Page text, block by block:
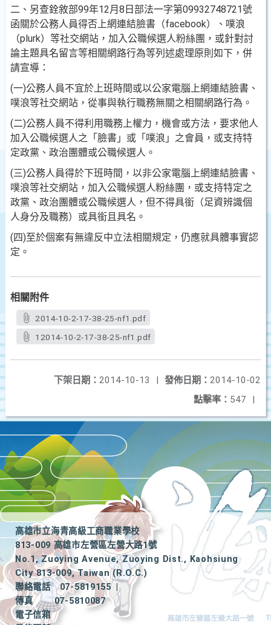
二、另查銓敘部99年12月8日部法一字第09932748721號
函關於公務人員得否上網連結臉書（facebook）、噗浪
（plurk）等社交網站，加入公職候選人粉絲團，或針對討
論主題具名留言等相關網路行為等列述處理原則如下，併
請宣導：
(一)公務人員不宜於上班時間或以公家電腦上網連結臉書、
噗浪等社交網站，從事與執行職務無關之相關網路行為。
(二)公務人員不得利用職務上權力，機會或方法，要求他人
加入公職候選人之「臉書」或「噗浪」之會員，或支持特
定政黨、政治團體或公職候選人。
(三)公務人員得於下班時間，以非公家電腦上網連結臉書、
噗浪等社交網站，加入公職候選人粉絲團，或支持特定之
政黨、政治團體或公職候選人，但不得具銜（足資辨識個
人身分及職務）或具銜且具名。
(四)至於個案有無違反中立法相關規定，仍應就具體事實認
定。
相關附件
2014-10-2-17-38-25-nf1.pdf
12014-10-2-17-38-25-nf1.pdf
發佈日期： 2014-10-02
下架日期： 2014-10-13
|
點擊率： 547 |
高雄市立海青高級工商職業學校
813-009 高雄市左營區左營大路1號
No.1, Zuoying Avenue, Zuoying Dist., Kaohsiung
City 813-009, Taiwan (R.O.C.)
聯絡電話
07-5819155
|
傳真
07-5810087
電子信箱